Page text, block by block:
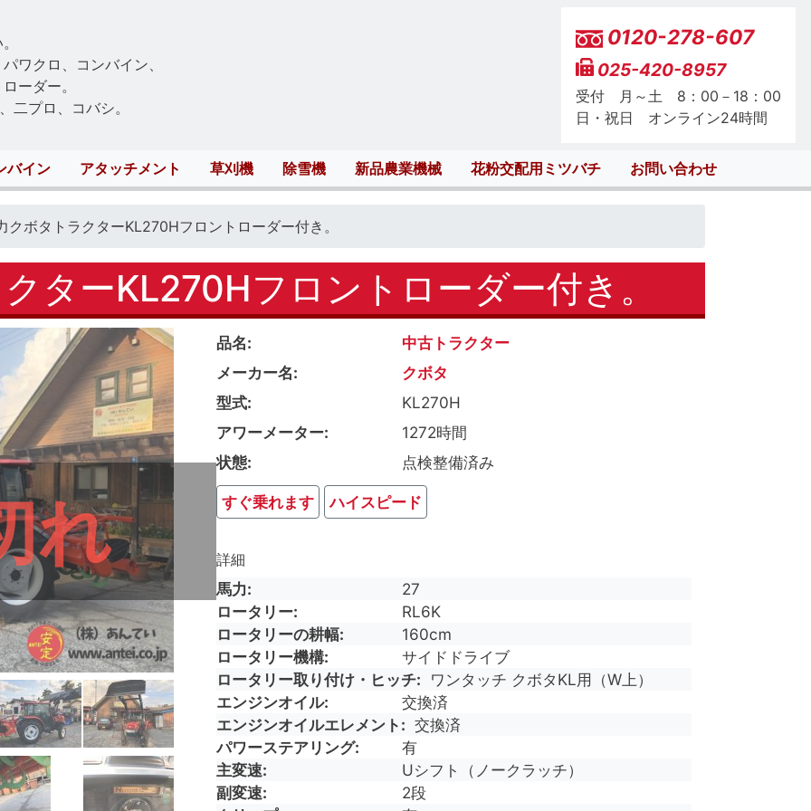
ワクロ、コンバイン、
ーダー。
二プロ、コバシ。
0120-278-607
025-420-8957
受付 月～土 8：00－18：00
日・祝日 オンライン24時間
バイン アタッチメント 草刈機 除雪機 新品農業機械 花粉交配用ミツバチ お問い合わせ
クボタトラクターKL270Hフロントローダー付き。
ターKL270Hフロントローダー付き。
れ
品名
中古トラクター
メーカー名
クボタ
型式
KL270H
アワーメーター
1272時間
状態
点検整備済み
すぐ乗れます ハイスピード
詳細
馬力
27
ロータリー
RL6K
ロータリーの耕幅
160cm
ロータリー機構
サイドドライブ
ロータリー取り付け・ヒッチ
ワンタッチ クボタKL用（W上）
エンジンオイル
交換済
エンジンオイルエレメント
交換済
パワーステアリング
有
主変速
Uシフト（ノークラッチ）
副変速
2段